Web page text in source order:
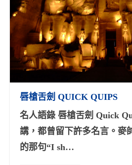
課程介紹
索取免費資料
唇槍舌劍 QUICK QUIPS
名人語錄 唇槍舌劍 Quick
講，都曾留下許多名言。麥
的那句“I sh…